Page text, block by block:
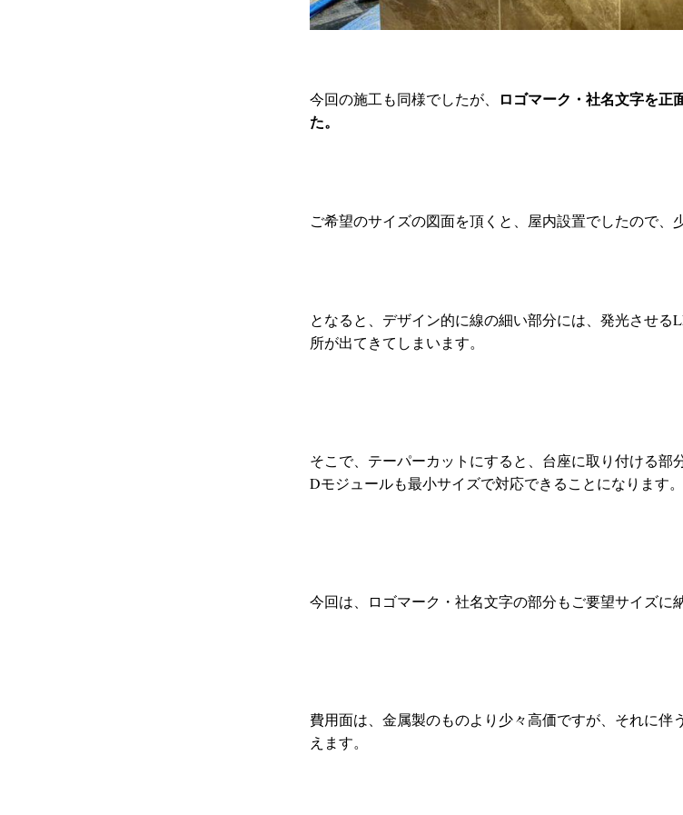
今回の施工も同様でしたが、
ロゴマーク・社名文字を正
た。
ご希望のサイズの図面を頂くと、屋内設置でしたので、
となると、デザイン的に線の細い部分には、発光させる
所が出てきてしまいます。
そこで、テーパーカットにすると、台座に取り付ける部
Dモジュールも最小サイズで対応できることになります。
今回は、ロゴマーク・社名文字の部分もご要望サイズに
費用面は、金属製のものより少々高価ですが、それに伴
えます。